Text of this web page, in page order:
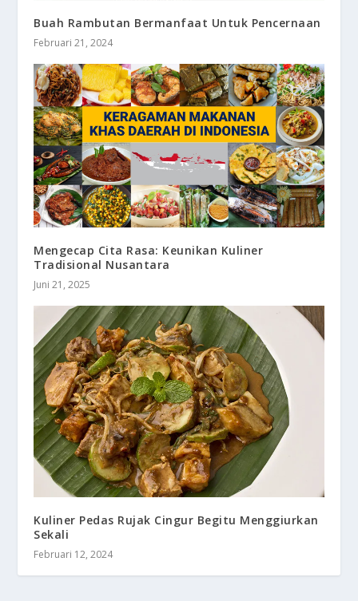
Buah Rambutan Bermanfaat Untuk Pencernaan
Februari 21, 2024
Mengecap Cita Rasa: Keunikan Kuliner
Tradisional Nusantara
Juni 21, 2025
Kuliner Pedas Rujak Cingur Begitu Menggiurkan
Sekali
Februari 12, 2024